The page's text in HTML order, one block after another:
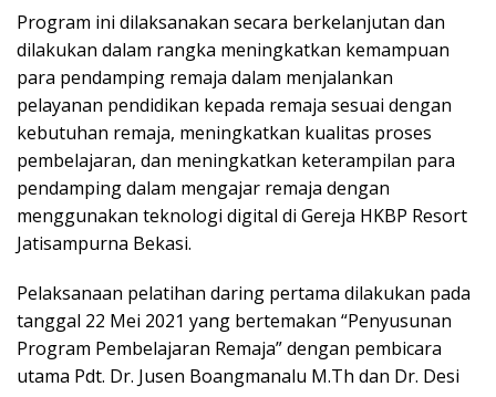
Program ini dilaksanakan secara berkelanjutan dan
dilakukan dalam rangka meningkatkan kemampuan
para pendamping remaja dalam menjalankan
pelayanan pendidikan kepada remaja sesuai dengan
kebutuhan remaja, meningkatkan kualitas proses
pembelajaran, dan meningkatkan keterampilan para
pendamping dalam mengajar remaja dengan
menggunakan teknologi digital di Gereja HKBP Resort
Jatisampurna Bekasi.
Pelaksanaan pelatihan daring pertama dilakukan pada
tanggal 22 Mei 2021 yang bertemakan “Penyusunan
Program Pembelajaran Remaja” dengan pembicara
utama Pdt. Dr. Jusen Boangmanalu M.Th dan Dr. Desi